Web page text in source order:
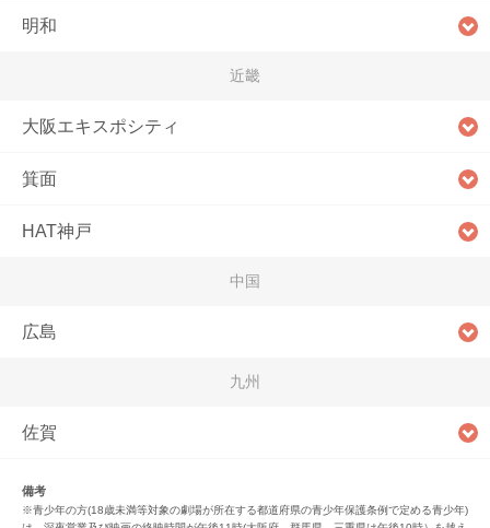
明和
近畿
大阪エキスポシティ
箕面
HAT神戸
中国
広島
九州
佐賀
備考
※青少年の方(18歳未満等対象の劇場が所在する都道府県の青少年保護条例で定める青少年)